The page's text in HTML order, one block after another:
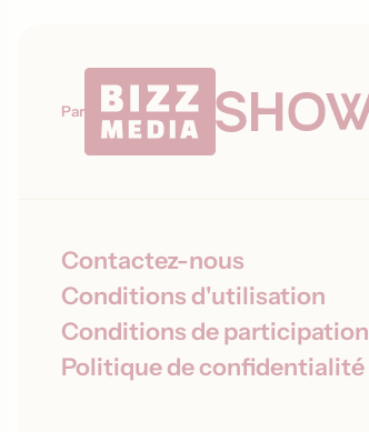
Par
Contactez-nous
Conditions d'utilisation
Conditions de participation
Politique de confidentialité